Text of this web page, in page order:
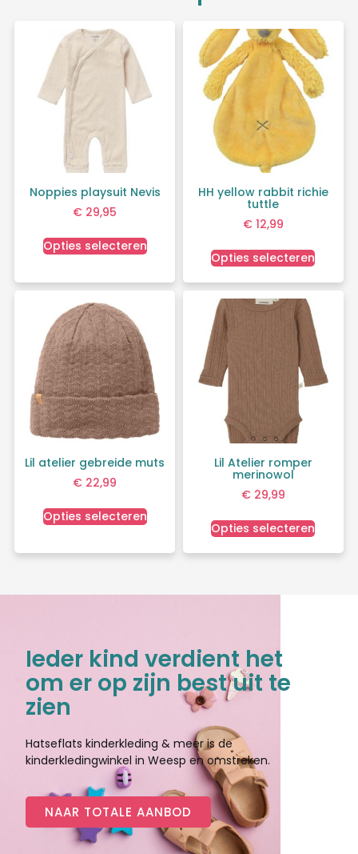
Noppies playsuit Nevis
€ 29,95
Opties selecteren
HH yellow rabbit richie
tuttle
€12,99
Opties selecteren
Lil atelier gebreide muts
€ 22,99
Opties selecteren
Lil Atelier romper
merinowol
€29,99
Opties selecteren
Ieder kind verdient het
om er op zijn best uit te
zien
Hatseflats kinderkleding & meer is de
kinderkledingwinkel in Weesp en omstreken.
NAAR TOTALE AANBOD